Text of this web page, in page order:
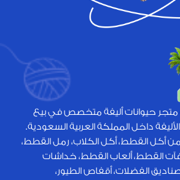
متجر حيوانات أليفة متخصص في بيع
داخل المملكة العربية السعودية.
أكل القطط، أكل الكلاب، رمل القطط،
القطط، ألعاب القطط، خداشات
صناديق الفضلات، أقفاص الطيور،